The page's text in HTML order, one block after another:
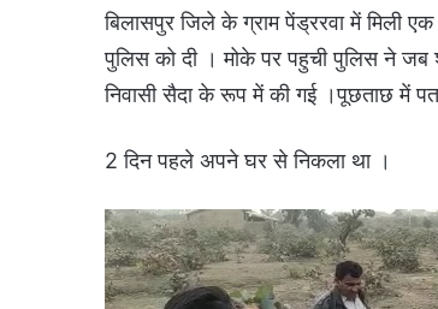
बिलासपुर जिले के ग्राम पेंड्ररवा में मिली
पुलिस को दी । मोके पर पहुची पुलिस ने
निवासी सैदा के रूप में की गई ।पूछताछ में
2 दिन पहले अपने घर से निकला था ।